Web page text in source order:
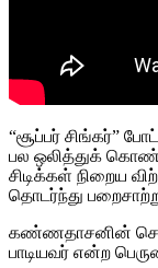
“சூப்பர் சிங்கர்”
பல ஒலித்துக்
சிடிக்கள் நிறைய
தொடர்ந்து
கண்ணதாசனின்
பாடியவர் என்ற